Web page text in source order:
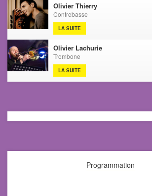
Olivier Thierry
Contrebasse
LA SUITE
Olivier Lachurie
Trombone
LA SUITE
Programmation